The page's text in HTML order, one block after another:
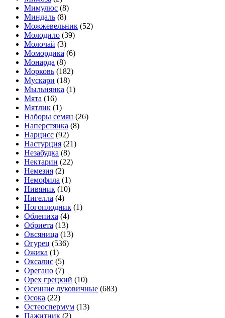
Мимулюс (8)
Миндаль (8)
Можжевельник (52)
Молодило (39)
Молочай (3)
Момордика (6)
Монарда (8)
Морковь (182)
Мускари (18)
Мыльнянка (1)
Мята (16)
Мятлик (1)
Наборы семян (26)
Наперстянка (8)
Нарцисс (92)
Настурция (21)
Незабудка (8)
Нектарин (22)
Немезия (2)
Немофила (1)
Нивяник (10)
Нигелла (4)
Ногоплодник (1)
Облепиха (4)
Обриета (13)
Овсяница (13)
Огурец (536)
Ожика (1)
Оксалис (5)
Орегано (7)
Орех грецкий (10)
Осенние луковичные (683)
Осока (22)
Остеоспермум (13)
Пажитник (2)